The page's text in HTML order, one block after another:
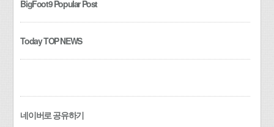
BigFoot9 Popular Post
Today TOP NEWS
네이버로 공유하기